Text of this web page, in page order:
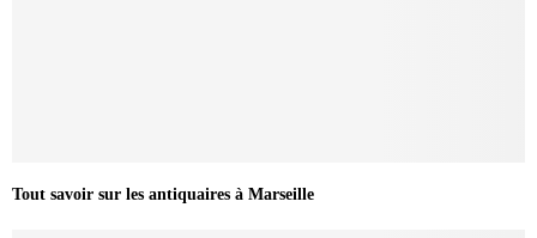
Tout savoir sur les antiquaires à Marseille